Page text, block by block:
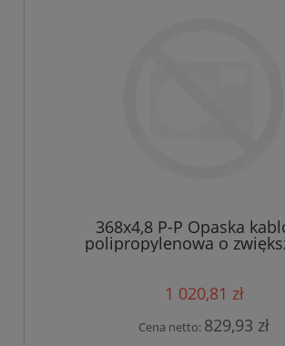
368x4,8 P-P Opaska
polipropylenowa o
odporności na działanie
kolor czarny op.1000szt
1 020,81 zł
Cena netto: 829,93 zł